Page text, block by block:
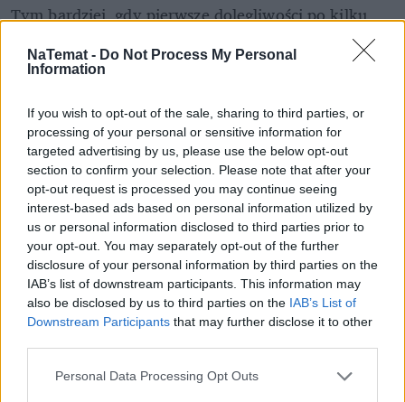
NaTemat - Do Not Process My Personal
Information
If you wish to opt-out of the sale, sharing to third parties, or
processing of your personal or sensitive information for
targeted advertising by us, please use the below opt-out
section to confirm your selection. Please note that after your
opt-out request is processed you may continue seeing
interest-based ads based on personal information utilized by
us or personal information disclosed to third parties prior to
your opt-out. You may separately opt-out of the further
disclosure of your personal information by third parties on the
IAB’s list of downstream participants. This information may
also be disclosed by us to third parties on the IAB’s List of
Downstream Participants that may further disclose it to other
Personal Data Processing Opt Outs
Tym bardziej, gdy pierwsze dolegliwości po kilku
dniach mijają, a wtedy chorzy nie zdążą nie tylko
pójść do lekarza, ale nawet nie próbują się
Chyba, że ktoś ma nasilone dolegliwości. Pacjenci ze
słabnącymi mięśniami, zaburzeniami widzenia czy
równowagi zwykle trafiają do szpitala. To ułatwia
szybkie rozpoznanie choroby.
zwłaszcza w początkowym okresie SM, objawy
mogą ustąpić, a odległość między kolejnymi
rzutami bywa bardzo długa.
– Między pozagałkowym zapaleniem nerwu
wzrokowego a innymi objawami może upłynąć na
przykład kilka lat, a czasami nawet kilkanaście.